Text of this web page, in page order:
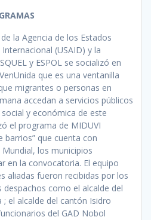
la Agencia de los Estados
(USAID) y la
y ESPOL se socializó en
que es una ventanilla
migrantes o personas en
accedan a servicios públicos
y económica de este
el programa de MIDUVI
que cuenta con
los municipios
en la convocatoria. El equipo
aliadas fueron recibidas por los
como el alcalde del
el alcalde del cantón Isidro
del GAD Nobol